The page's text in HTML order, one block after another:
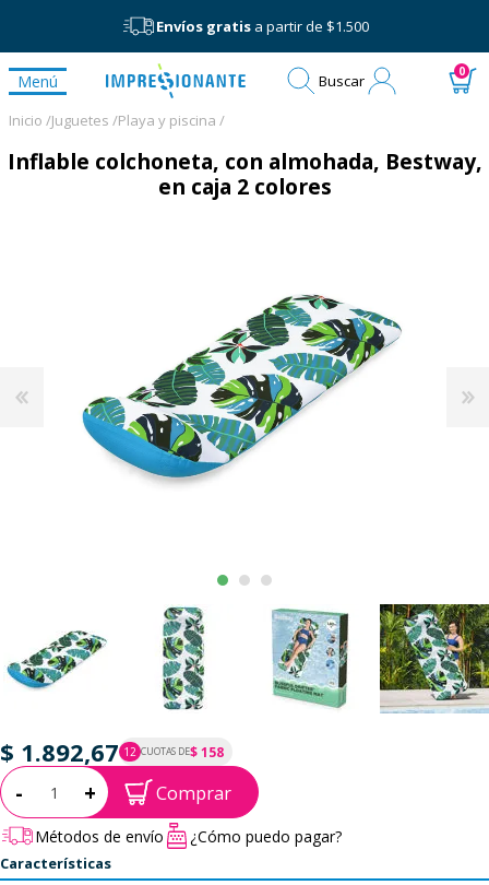
Envíos gratisa partir de $1.500
Menú Buscar 0
Inicio /Juguetes /Playa y piscina /
Inflable colchoneta, con almohada, Bestway,
en caja 2 colores
$ 1.892,67 12 CUOTAS DE$ 158
P.T.F. $ 1.893
Cantidad:
- + Comprar
Métodos de envío ¿Cómo puedo pagar?
Características